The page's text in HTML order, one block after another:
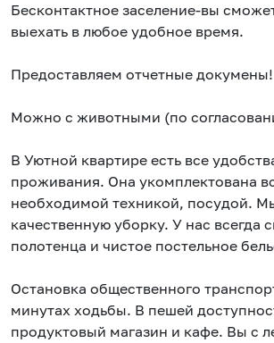
Бесконтактное заселение-вы
выехать в любое удобное время.
Предоставляем отчетные докумены!
Можно с животными (по
В Уютной квартире есть все
проживания. Она укомплектована
необходимой техникой, посудой.
качественную уборку. У нас всегда
полотенца и чистое постельное
Остановка общественного
минутах ходьбы. В пешей
продуктовый магазин и кафе. Вы с